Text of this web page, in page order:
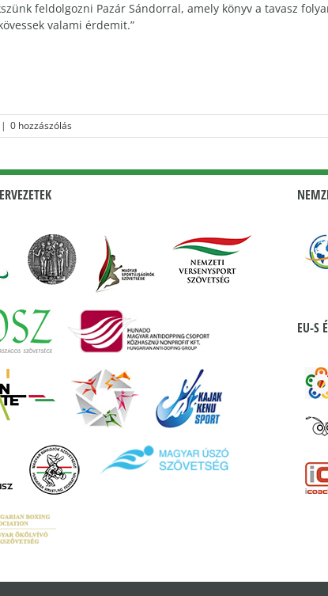
feldolgozni Pazár Sándorral, amely könyv a tavasz
valami érdemit.”
| 0 hozzászólás
EU-S